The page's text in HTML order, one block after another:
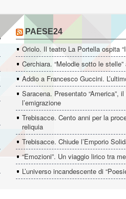
PAESE24
Oriolo. Il teatro La Portella ospita
Cerchiara. “Melodie sotto le
Addio a Francesco Guccini.
Saracena. Presentato “America”,
l’emigrazione
Trebisacce. Cento anni per la
reliquia
Trebisacce. Chiude l’Emporio
“Emozioni”. Un viaggio lirico tra
L’universo incandescente di